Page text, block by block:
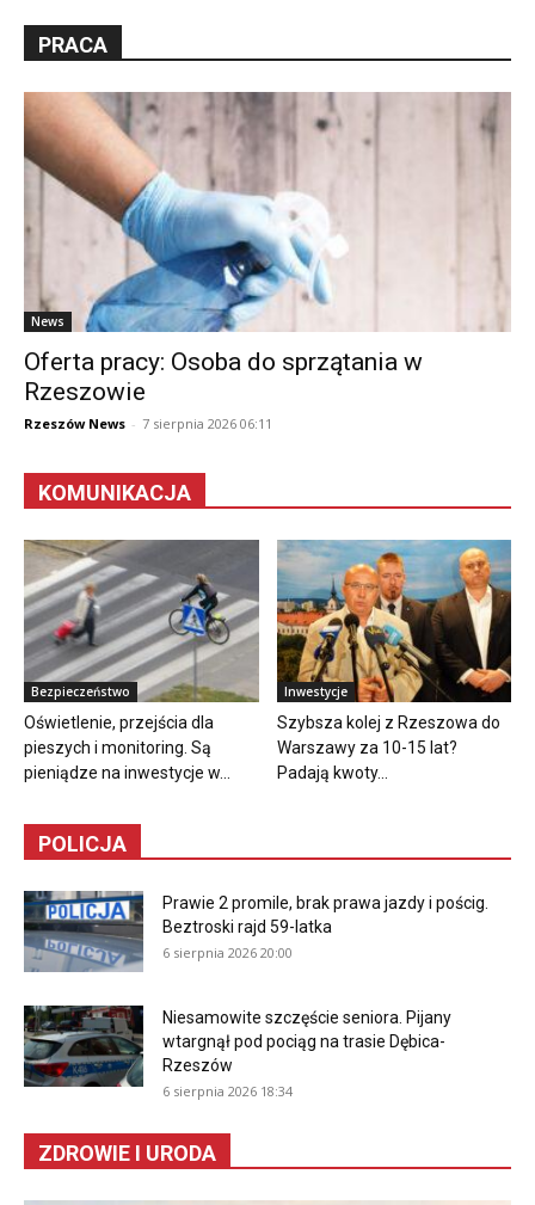
PRACA
News
Oferta pracy: Osoba do sprzątania w
Rzeszowie
Rzeszów News - 7 sierpnia 2026 06:11
KOMUNIKACJA
Bezpieczeństwo
Oświetlenie, przejścia dla
pieszych i monitoring. Są
pieniądze na inwestycje w...
Inwestycje
Szybsza kolej z Rzeszowa do
Warszawy za 10-15 lat?
Padają kwoty...
POLICJA
Prawie 2 promile, brak prawa jazdy i pościg.
Beztroski rajd 59-latka
6 sierpnia 2026 20:00
Niesamowite szczęście seniora. Pijany
wtargnął pod pociąg na trasie Dębica-
Rzeszów
6 sierpnia 2026 18:34
ZDROWIE I URODA